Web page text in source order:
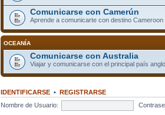
Comunicarse con Camerún
Aprende a comunicarte con destino Cameroon
OCEANÍA
Comunicarse con Australia
Viajar y comunicarse con el principal país
IDENTIFICARSE• REGISTRARSE
Nombre de Usuario: